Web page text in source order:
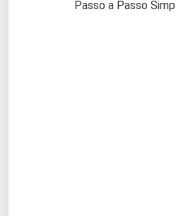
Passo a Passo